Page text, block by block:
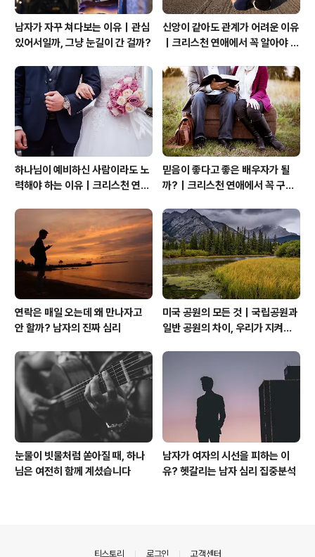
남자가 자꾸 쳐다보는 이유｜관심
있어서일까, 그냥 눈길이 간 걸까?
신앙이 같아도 관계가 어려운 이유
｜크리스천 연애에서 꼭 알아야 할
하나님이 예비하신 사람이라도 노
력해야 하는 이유｜크리스천 연애
믿음이 좋다고 좋은 배우자가 될
까?｜크리스천 연애에서 꼭 구별
연락은 매일 오는데 왜 만나자고
안 할까? 남자의 진짜 심리
미국 공원의 모든 것｜국립공원과
일반 공원의 차이, 우리가 지켜야
눈물이 빗물처럼 쏟아질 때, 하나
님은 여전히 함께 계셨습니다
남자가 여자의 시선을 피하는 이
유? 헷갈리는 남자 심리 집중분석
티스토리 로그인 고객센터